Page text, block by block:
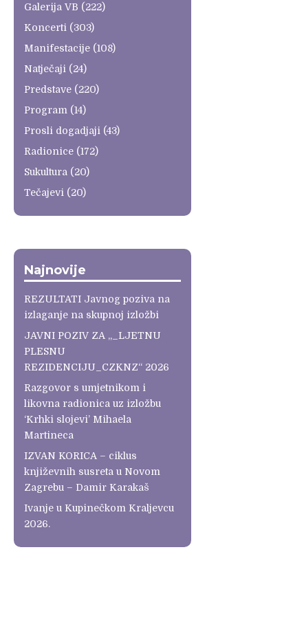
Galerija VB (222)
Koncerti (303)
Manifestacije(108)
Natječaji (24)
Predstave(220)
Program (14)
Prosli dogadjaji (43)
Radionice(172)
Sukultura (20)
Tečajevi (20)
Najnovije
REZULTATI Javnog poziva na
izlaganje na skupnoj izložbi
JAVNI POZIV ZA „_LJETNU
PLESNU
REZIDENCIJU_CZKNZ“ 2026
Razgovor s umjetnikom i
likovna radionica uz izložbu
‘Krhki slojevi’ Mihaela
Martineca
IZVAN KORICA – ciklus
književnih susreta u Novom
Zagrebu – Damir Karakaš
Ivanje u Kupinečkom Kraljevcu
2026.